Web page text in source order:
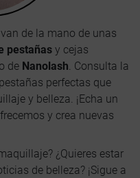
van de la mano de unas
pestañas y cejas
de Nanolash. Consulta la
perfectas que
y belleza. ¡Echa un
y crea nuevas
¿Quieres estar
de belleza? ¡Sigue a